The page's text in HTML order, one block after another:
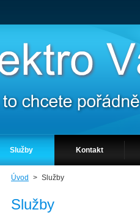
Služby Kontakt
Úvod > Služby
Služby